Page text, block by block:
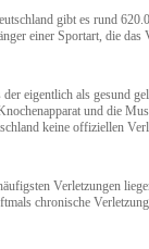
gibt es rund
einer Sportart, die das
der eigentlich als gesund
und die
keine offiziellen
Verletzungen
chronische